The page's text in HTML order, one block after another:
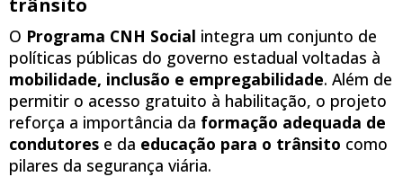
O Programa CNH Social integra um conjunto de
políticas públicas do governo estadual voltadas à
mobilidade, inclusão e empregabilidade. Além de
permitir o acesso gratuito à habilitação, o projeto
reforça a importância da formação adequada de
condutores e da educação para o trânsito como
pilares da segurança viária.